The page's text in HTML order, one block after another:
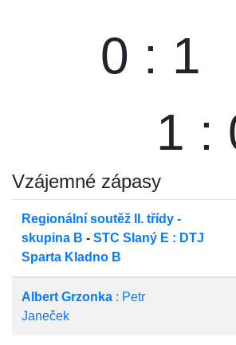
0 : 1
1 :
Vzájemné zápasy
Regionální soutěž II. třídy -
skupina B - STC Slaný E : DTJ
Sparta Kladno B
Albert Grzonka : Petr
Janeček